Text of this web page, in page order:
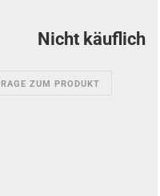
Nicht käuflich
ZUM PRODUKT